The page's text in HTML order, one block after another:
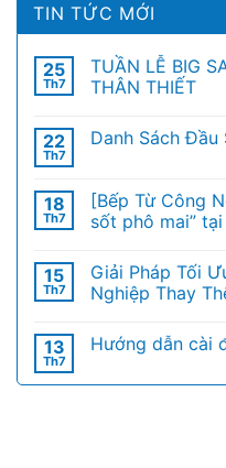
TIN TỨC MỚI
25
Th7
TUẦN LỄ BIG
THÂN THIẾT
22
Th7
Danh Sách
18
Th7
[Bếp Từ Công
sốt phô mai” tại
15
Th7
Giải Pháp Tối
Nghiệp Thay
13
Th7
Hướng dẫn cài